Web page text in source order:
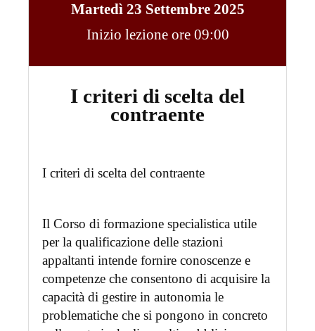
Martedì 23 Settembre 2025
Inizio lezione ore 09:00
I criteri di scelta del
contraente
I criteri di scelta del contraente
Il Corso di formazione specialistica utile
per la qualificazione delle stazioni
appaltanti intende fornire conoscenze e
competenze che consentono di acquisire la
capacità di gestire in autonomia le
problematiche che si pongono in concreto